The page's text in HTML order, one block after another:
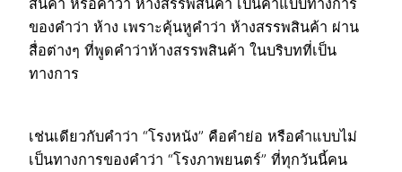
ของคำว่า ห้าง เพราะคุ้นหูคำว่า ห้างสรรพสินค้า ผ่าน
สื่อต่างๆ ที่พูดคำว่าห้างสรรพสินค้า ในบริบทที่เป็น
ทางการ
เช่นเดียวกับคำว่า “โรงหนัง” คือคำย่อ หรือคำแบบไม่
เป็นทางการของคำว่า “โรงภาพยนตร์” ที่ทุกวันนี้คน